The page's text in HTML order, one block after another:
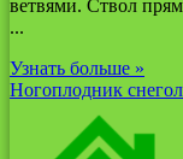
ветвями. Ствол
...
Узнать больше »
Ногоплодник